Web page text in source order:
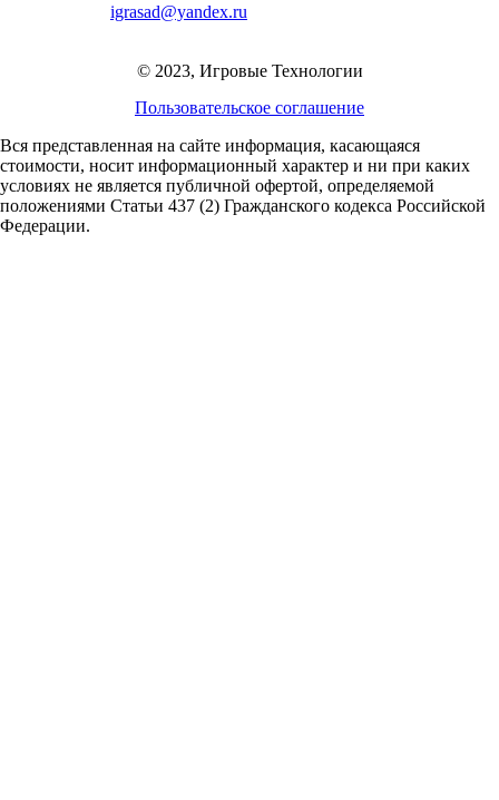
igrasad@yandex.ru
© 2023, Игровые Технологии
Пользовательское соглашение
Вся представленная на сайте информация, касающаяся
стоимости, носит информационный характер и ни при каких
условиях не является публичной офертой, определяемой
положениями Статьи 437 (2) Гражданского кодекса Российской
Федерации.